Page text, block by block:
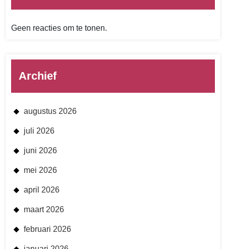
Geen reacties om te tonen.
Archief
augustus 2026
juli 2026
juni 2026
mei 2026
april 2026
maart 2026
februari 2026